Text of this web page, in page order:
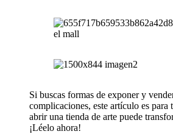
Si buscas formas de exponer y
complicaciones, este artículo es para
abrir una tienda de arte puede
¡Léelo ahora!